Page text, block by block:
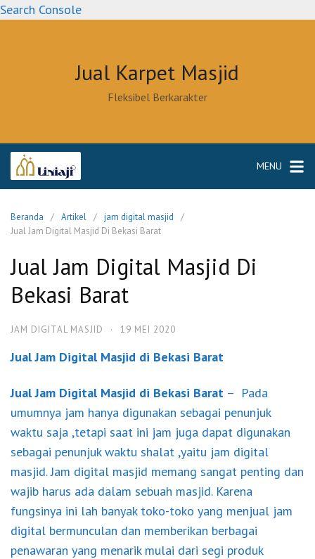
Search ConsoleLangsung
Jual Karpet Masjid
Fleksibel Berkarakter
MENU
Beranda Artikel
jam digital masjid
Jual Jam Digital Masjid Di Bekasi Barat
Jual Jam Digital Masjid Di
Bekasi Barat
JAM DIGITAL MASJID · 19 MEI 2020
Jual Jam Digital Masjid di Bekasi Barat
Jual Jam Digital Masjid di Bekasi Barat – Pada
umumnya jam hanya digunakan sebagai penunjuk
waktu saja ,tetapi saat ini jam juga dapat digunakan
sebagai penunjuk waktu shalat ,yaitu jam digital
masjid. Jam digital masjid memang sangat penting dan
wajib harus ada dalam sebuah masjid. Karena
fungsinya ini lah banyak toko-toko yang menjual jam
digital bermunculan dan memberikan berbagai
penawaran yang menarik mulai dari segi produk